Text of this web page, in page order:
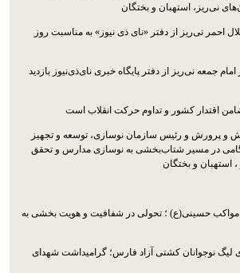
نی‌ریز، استهبان و بختگان
احمر نی‌ریز از دفتر «نای ذی نیوز» به مناسبت روز
جمعه نی‌ریز از دفتر پایگاه خبری نای‌ذی‌نیوز بازدید
اقتدار کشور و تداوم حرکت انقلاب است
و پرورش و رئیس سازمان نوسازی، توسعه و تجهیز
در مسیر شتاب‌بخشی به نوسازی مدارس و تحقق
استهبان و بختگان
حسینی(ع) ؛ تحولی در شفافیت و هویت بخشی به
لیگ نوجوانان کشتی آزاد فارس؛ گرامیداشت شهدای